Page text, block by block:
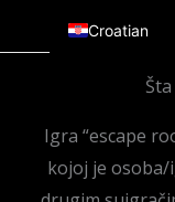
to
Igra “escape
kojoj je osoba/
Croatian